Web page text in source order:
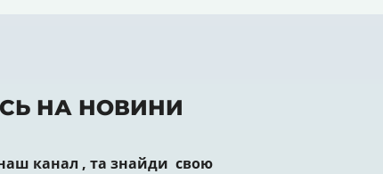
НА НОВИНИ
канал , та знайди свою